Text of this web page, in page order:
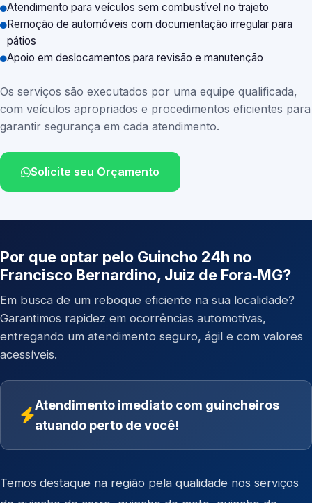
Atendimento para veículos sem combustível no trajeto
Remoção de automóveis com documentação irregular para
pátios
Apoio em deslocamentos para revisão e manutenção
Os serviços são executados por uma equipe qualificada,
com veículos apropriados e procedimentos eficientes para
garantir segurança em cada atendimento.
Solicite seu Orçamento
Por que optar pelo Guincho 24h no
Francisco Bernardino, Juiz de Fora‑MG?
Em busca de um reboque eficiente na sua localidade?
Garantimos rapidez em ocorrências automotivas,
entregando um atendimento seguro, ágil e com valores
acessíveis.
Atendimento imediato com guincheiros
atuando perto de você!
Temos destaque na região pela qualidade nos serviços